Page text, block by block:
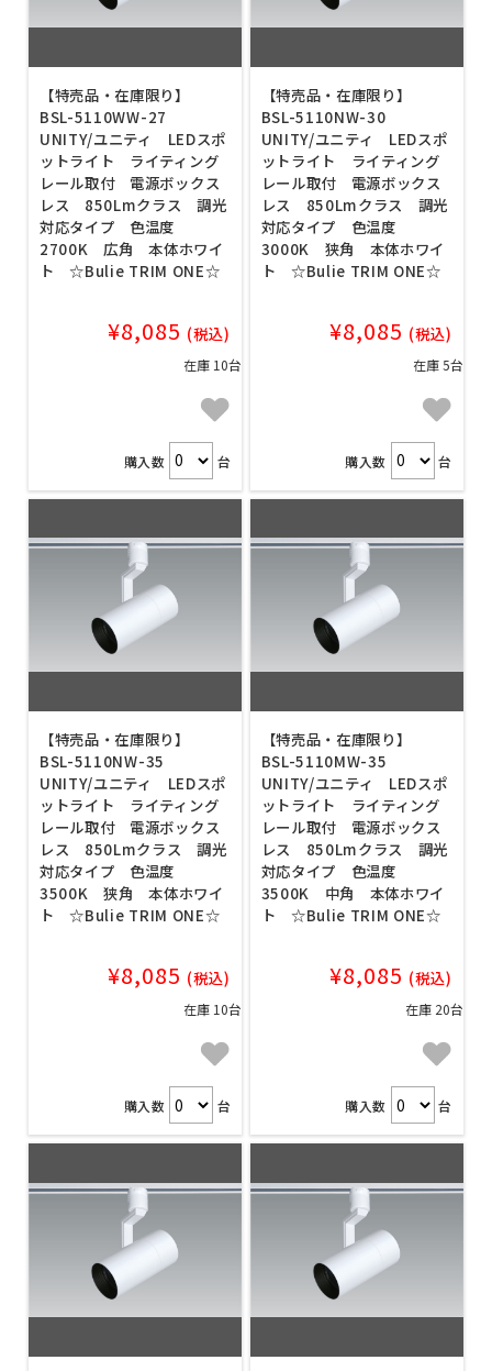
【特売品・在庫限り】
BSL-5110WW-27
UNITY/ユニティ LEDスポ
ットライト ライティング
レール取付 電源ボックス
レス 850Lmクラス 調光
対応タイプ 色温度
2700K 広角 本体ホワイ
ト ☆Bulie TRIM ONE☆
¥8,085 (税込)
在庫 10台
購入数 台
【特売品・在庫限り】
BSL-5110NW-30
UNITY/ユニティ LEDスポ
ットライト ライティング
レール取付 電源ボックス
レス 850Lmクラス 調光
対応タイプ 色温度
3000K 狭角 本体ホワイ
ト ☆Bulie TRIM ONE☆
¥8,085 (税込)
在庫 5台
購入数 台
【特売品・在庫限り】
BSL-5110NW-35
UNITY/ユニティ LEDスポ
ットライト ライティング
レール取付 電源ボックス
レス 850Lmクラス 調光
対応タイプ 色温度
3500K 狭角 本体ホワイ
ト ☆Bulie TRIM ONE☆
¥8,085 (税込)
在庫 10台
購入数 台
【特売品・在庫限り】
BSL-5110MW-35
UNITY/ユニティ LEDスポ
ットライト ライティング
レール取付 電源ボックス
レス 850Lmクラス 調光
対応タイプ 色温度
3500K 中角 本体ホワイ
ト ☆Bulie TRIM ONE☆
¥8,085 (税込)
在庫 20台
購入数 台